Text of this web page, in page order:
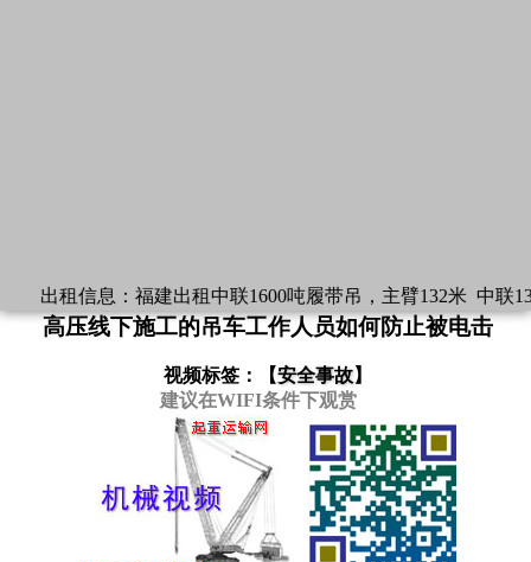
出租信息： 福建出租中联1600吨履带吊，主臂132米 中联
高压线下施工的吊车工作人员如何防止被电击
视频标签：【安全事故】
建议在WIFI条件下观赏